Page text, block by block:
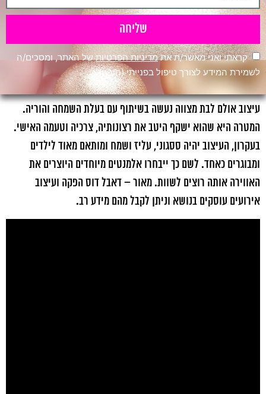
שליחה
קראתי ואני מאשר/ת אתמדיניות הפרטיות של האתר, ומסכים/ה
לשמירת המידע לצורך טיפול בפנייתי (חובה)
עיצוב אולם לבת מצווה נעשה בשיתוף עם בעלת השמחה והוריה.
המטרה היא שהוא ישקף היטב את רצונותיה, צרכיה וטעמה האישי.
בעקרון, העיצוב יהיה ססגוני, עליז ושמח ומותאם מאוד לילדים
ומבוגרים כאחד. לשם כך ייבחרו אלמנטים מיוחדים היוצרים את
האווירה אותה רוצים לשוות. מאור – דאבל דוס הפקה ועיצוב
אירועים עוסקים בנושא וניתן לקבל מהם מידע רב.